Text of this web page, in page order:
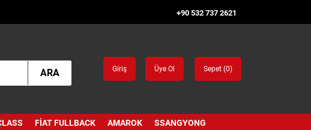
+90 532 737 2621
ARA Giriş Üye Ol Sepet (0)
FIAT FULLBACK AMAROK SSANGYONG